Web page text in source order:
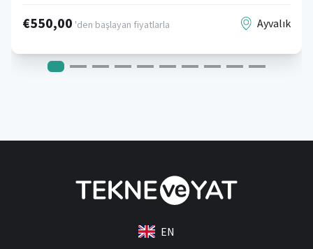
€550,00 'den başlayan fiyatlarla Ayvalık
EN